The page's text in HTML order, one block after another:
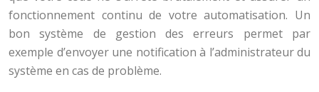
fonctionnement continu de votre automatisation. Un
bon système de gestion des erreurs permet par
exemple d’envoyer une notification à l’administrateur du
système en cas de problème.